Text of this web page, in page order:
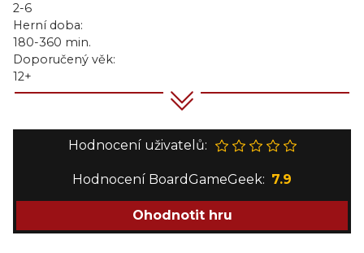
2-6
Herní doba:
180-360 min.
Doporučený věk:
12+
Hodnocení uživatelů:
Hodnocení BoardGameGeek: 7.9
Ohodnotit hru